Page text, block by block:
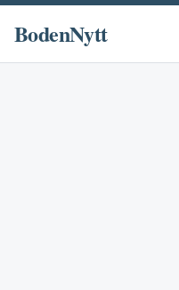
BodenNytt